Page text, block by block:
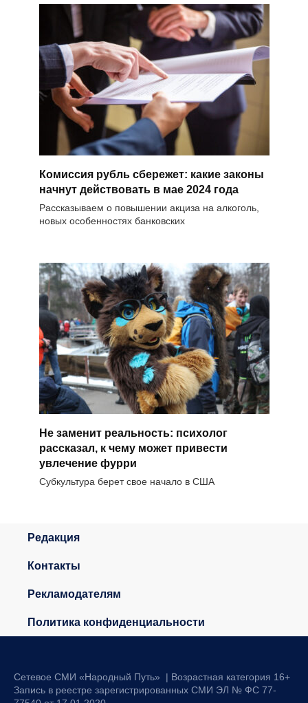
Комиссия рубль сбережет: какие законы
начнут действовать в мае 2024 года
Рассказываем о повышении акциза на алкоголь,
новых особенностях банковских
Не заменит реальность: психолог
рассказал, к чему может привести
увлечение фурри
Субкультура берет свое начало в США
Редакция
Контакты
Рекламодателям
Политика конфиденциальности
Сетевое СМИ «Народный Путь» | Возрастная категория 16+
Запись в реестре зарегистрированных СМИ ЭЛ № ФС 77-